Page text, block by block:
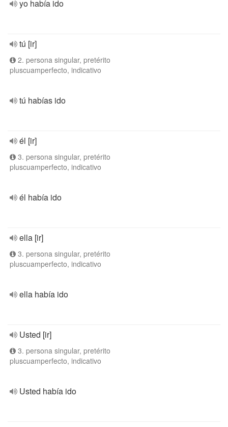
yo había ido
tú [ir]
2. persona singular, pretérito
pluscuamperfecto, indicativo
tú habías ido
él [ir]
3. persona singular, pretérito
pluscuamperfecto, indicativo
él había ido
ella [ir]
3. persona singular, pretérito
pluscuamperfecto, indicativo
ella había ido
Usted [ir]
3. persona singular, pretérito
pluscuamperfecto, indicativo
Usted había ido